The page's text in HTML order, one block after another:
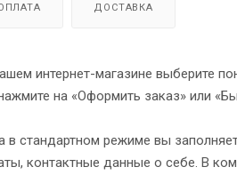
ДОСТАВКА
интернет-магазине выберите
на «Оформить заказ» или
стандартном режиме вы
контактные данные о себе. В